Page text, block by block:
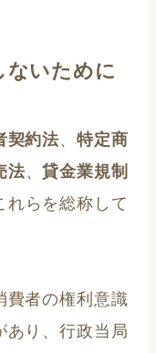
ないために
契約法、 特定商
法、貸金業規制
れらを総称して
費者の権利意識
あり、行政当局